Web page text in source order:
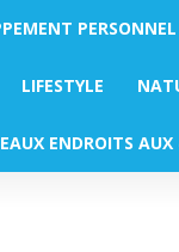
LIFESTYLE
ENDROITS